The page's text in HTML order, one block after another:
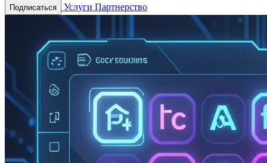
Подписаться Услуги Партнерство